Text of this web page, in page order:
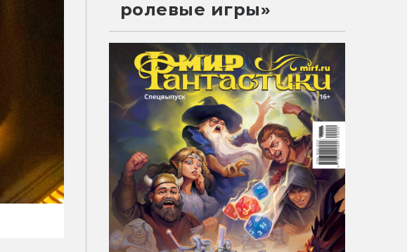
ролевые игры»